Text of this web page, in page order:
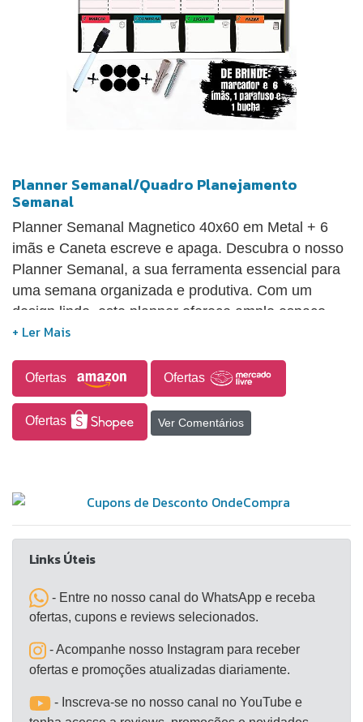
Planner Semanal/Quadro Planejamento
Semanal
Planner Semanal Magnetico 40x60 em Metal + 6
imãs e Caneta escreve e apaga. Descubra o nosso
Planner Semanal, a sua ferramenta essencial para
uma semana organizada e produtiva. Com um
design lindo, este planner oferece amplo espaço
para agendar compromissos,
Ofertas Ofertas
Ofertas Ver Comentários
Links Úteis
- Entre no nosso canal do WhatsApp e receba
ofertas, cupons e reviews selecionados.
- Acompanhe nosso Instagram para receber
ofertas e promoções atualizadas diariamente.
- Inscreva-se no nosso canal no YouTube e